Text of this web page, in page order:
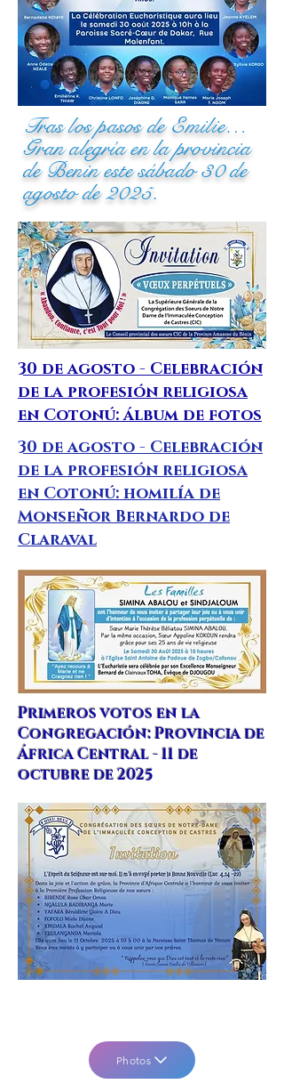
Tras los pasos de Emilie…
Gran alegría en la provincia
de Benin este sábado 30 de
agosto de 2025.
30 de agosto - Celebración
de la profesión religiosa
en Cotonú: álbum de fotos
30 de agosto - Celebración
de la profesión religiosa
en Cotonú: homilía de
Monseñor Bernardo de
Claraval
Primeros votos en la
Congregación: Provincia de
África Central - 11 de
octubre de 2025
Photos